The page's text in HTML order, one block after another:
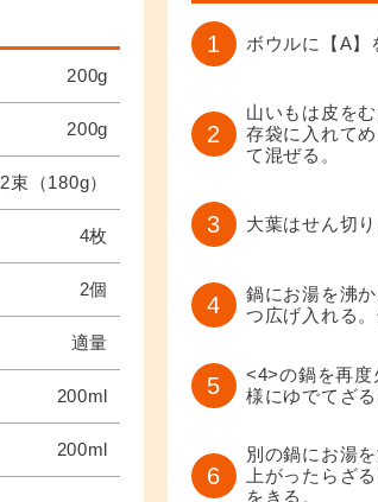
200g
200g
2束（180g）
4枚
2個
適量
200ml
200ml
1 ボウルに【A】
2
山いもは皮を
存袋に入れて
て混ぜる。
3 大葉はせん切
4
鍋にお湯を沸
つ広げ入れる
5
<4>の鍋を再度
様にゆでてざる
6
別の鍋にお湯
上がったらざ
をきる。